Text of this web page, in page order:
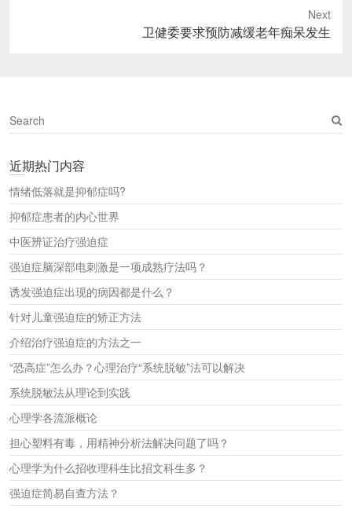
Next
卫健委要求预防减缓老年痴呆发生
S
e
r
c
h
近期热门内容
情绪低落就是抑郁症吗?
抑郁症患者的内心世界
中医辨证治疗强迫症
强迫症脑深部电刺激是一项成熟疗法吗？
诱发强迫症出现的病因都是什么？
针对儿童强迫症的矫正方法
介绍治疗强迫症的方法之一
“恐高症”怎么办？心理治疗“系统脱敏”法可以解决
系统脱敏法从理论到实践
心理学各流派概论
担心塑料有毒，用精神分析法解决问题了吗？
心理学为什么招收理科生比招文科生多？
强迫症简易自查方法？